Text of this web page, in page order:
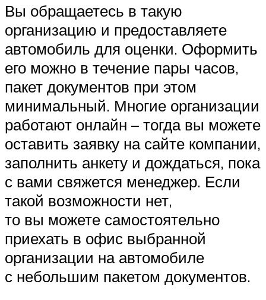
Вы обращаетесь в такую
организацию и предоставляете
автомобиль для оценки. Оформить
его можно в течение пары часов,
пакет документов при этом
минимальный. Многие организации
работают онлайн – тогда вы можете
оставить заявку на сайте компании,
заполнить анкету и дождаться, пока
с вами свяжется менеджер. Если
такой возможности нет,
то вы можете самостоятельно
приехать в офис выбранной
организации на автомобиле
с небольшим пакетом документов.